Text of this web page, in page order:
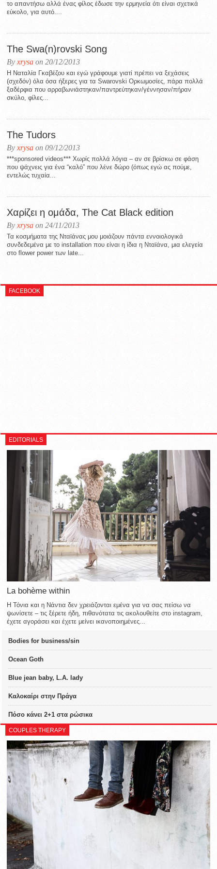
το απαντήσω αλλά ένας φίλος έδωσε την ερμηνεία ότι είναι σχετικά
εύκολο, για αυτό....
The Swa(n)rovski Song
By xrysa on 20/12/2013
Η Ναταλία Γκαβέζου και εγώ γράφουμε γιατί πρέπει να ξεχάσεις
(σχεδόν) όλα όσα ήξερες για τα Swarovski Ορκωμοσίες, πάρα πολλά
ξαδέρφια που αρραβωνιάστηκαν/παντρεύτηκαν/γέννησαν/πήραν
σκύλο, φίλες...
The Tudors
By xrysa on 09/12/2013
***sponsored videos*** Χωρίς πολλά λόγια – αν σε βρίσκω σε φάση
που ψάχνεις για ένα “καλό” που λένε δώρο (όπως εγώ ας πούμε,
εντελώς τυχαία...
Χαρίζει η ομάδα, The Cat Black edition
By xrysa on 24/11/2013
Τα κοσμήματα της Νταϊάνας μου μοιάζουν πάντα εννοιολογικά
συνδεδεμένα με το installation που είναι η ίδια η Νταϊάνα, μια ελεγεία
στo flower power των late...
FACEBOOK
EDITORIALS
La bohème within
Η Τόνια και η Νάντια δεν χρειάζονται εμένα για να σας πείσω να
ψωνίσετε – τις ξέρετε ήδη, πιθανότατα τις ακολουθείτε στο instagram,
έχετε αγοράσει και έχετε μείνει ικανοποιημένες...
Bodies for business/sin
Ocean Goth
Blue jean baby, L.A. lady
Καλοκαίρι στην Πράγα
Πόσο κάνει 2+1 στα ρώσικα
COUPLES THERAPY